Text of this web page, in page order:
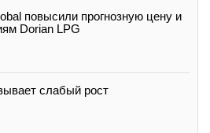
повысили прогнозную цену и
Dorian LPG
слабый рост